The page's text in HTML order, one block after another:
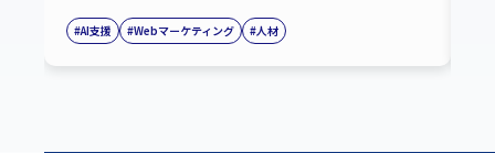
#AI支援 #Webマーケティング #人材